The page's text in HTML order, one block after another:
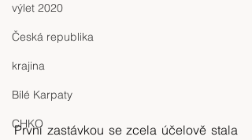
výlet 2020
Česká republika
krajina
Bílé Karpaty
CHKO
První zastávkou se zcela účelově stala